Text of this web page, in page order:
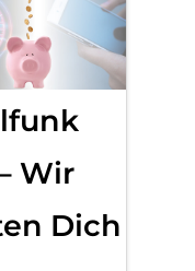
Wir
Dich